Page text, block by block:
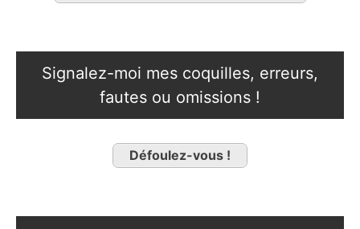
Signalez-moi mes coquilles, erreurs,
fautes ou omissions !
Défoulez-vous !